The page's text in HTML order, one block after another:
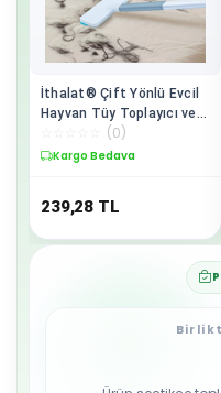
İthalat® Çift Yönlü Evcil
Hayvan Tüy Toplayıcı ve
Yüzey Temizleme Fırçası
(0)
Kargo Bedava
239,28 TL